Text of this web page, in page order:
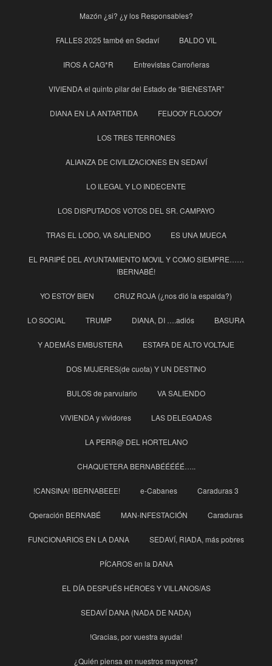
Mazón ¿si? ¿y los Responsables?
FALLES 2025 també en Sedaví BALDO VIL
IROS A CAG*R Entrevistas Carroñeras
VIVIENDA el quinto pilar del Estado de “BIENESTAR”
DIANA EN LA ANTARTIDA FEIJOOY FLOJOOY
LOS TRES TERRONES
ALIANZA DE CIVILIZACIONES EN SEDAVÍ
LO ILEGAL Y LO INDECENTE
LOS DISPUTADOS VOTOS DEL SR. CAMPAYO
TRAS EL LODO, VA SALIENDO ES UNA MUECA
EL PARIPÉ DEL AYUNTAMIENTO MOVIL Y COMO SIEMPRE……
!BERNABÉ!
YO ESTOY BIEN CRUZ ROJA (¿nos dió la espalda?)
LO SOCIAL TRUMP DIANA, DI ….adiós BASURA
Y ADEMÁS EMBUSTERA ESTAFA DE ALTO VOLTAJE
DOS MUJERES(de cuota) Y UN DESTINO
BULOS de parvulario VA SALIENDO
VIVIENDA y vividores LAS DELEGADAS
LA PERR@ DEL HORTELANO
CHAQUETERA BERNABÉÉÉÉÉ…..
!CANSINA! !BERNABEEE! e-Cabanes Caraduras 3
Operación BERNABÉ MAN-INFESTACIÓN Caraduras
FUNCIONARIOS EN LA DANA SEDAVÍ, RIADA, más pobres
PÍCAROS en la DANA
EL DÍA DESPUÉS HÉROES Y VILLANOS/AS
SEDAVÍ DANA (NADA DE NADA)
!Gracias, por vuestra ayuda!
¿Quién piensa en nuestros mayores?